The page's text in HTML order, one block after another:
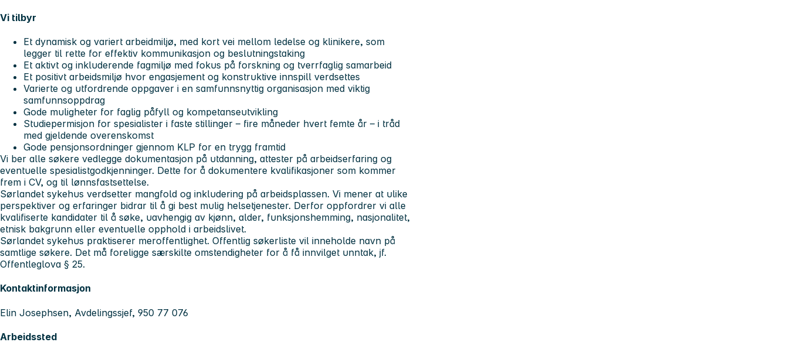
Vi tilbyr
Et dynamisk og variert arbeidmiljø, med kort vei mellom ledelse og klinikere, som
legger til rette for effektiv kommunikasjon og beslutningstaking
Et aktivt og inkluderende fagmiljø med fokus på forskning og tverrfaglig samarbeid
Et positivt arbeidsmiljø hvor engasjement og konstruktive innspill verdsettes
Varierte og utfordrende oppgaver i en samfunnsnyttig organisasjon med viktig
samfunnsoppdrag
Gode muligheter for faglig påfyll og kompetanseutvikling
Studiepermisjon for spesialister i faste stillinger – fire måneder hvert femte år – i tråd
med gjeldende overenskomst
Gode pensjonsordninger gjennom KLP for en trygg framtid
Vi ber alle søkere vedlegge dokumentasjon på utdanning, attester på arbeidserfaring og
eventuelle spesialistgodkjenninger. Dette for å dokumentere kvalifikasjoner som kommer
frem i CV, og til lønnsfastsettelse.
Sørlandet sykehus verdsetter mangfold og inkludering på arbeidsplassen. Vi mener at ulike
perspektiver og erfaringer bidrar til å gi best mulig helsetjenester. Derfor oppfordrer vi alle
kvalifiserte kandidater til å søke, uavhengig av kjønn, alder, funksjonshemming, nasjonalitet,
etnisk bakgrunn eller eventuelle opphold i arbeidslivet.
Sørlandet sykehus praktiserer meroffentlighet. Offentlig søkerliste vil inneholde navn på
samtlige søkere. Det må foreligge særskilte omstendigheter for å få innvilget unntak, jf.
Offentleglova § 25.
Kontaktinformasjon
Elin Josephsen, Avdelingssjef, 950 77 076
Arbeidssted